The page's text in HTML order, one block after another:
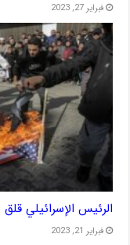
فبراير 27, 2023
الرئيس الإسرائيلي
فبراير 21, 2023